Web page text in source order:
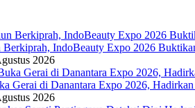
Berkiprah, IndoBeauty Expo 2026
2026
Gerai di Danantara Expo 2026,
2026